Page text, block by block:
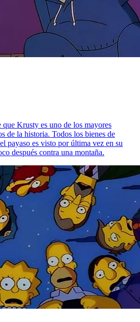
que Krusty es uno de los mayores
de la historia. Todos los bienes de
payaso es visto por última vez en su
después contra una montaña.